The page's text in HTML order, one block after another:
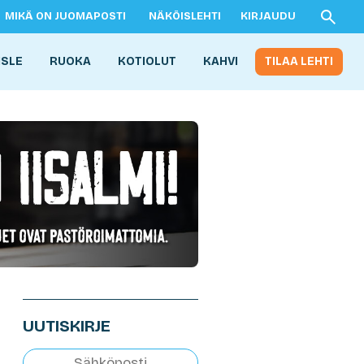
MIKÄ ON JUOMAPOSTI NÄKÖISLEHTI KIRJAUDU
RUOKA KOTIOLUT KAHVI TILAA LEHTI
UUTISKIRJE